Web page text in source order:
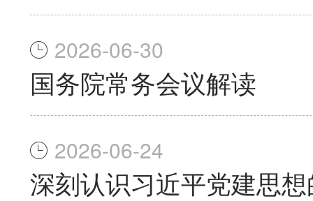
2026-06-30
国务院常务会议解读
2026-06-24
深刻认识习近平党建思